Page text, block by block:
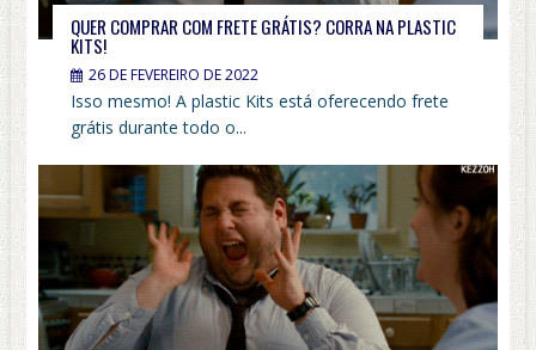
QUER COMPRAR COM FRETE GRÁTIS? CORRA NA PLASTIC
KITS!
26 DE FEVEREIRO DE 2022
Isso mesmo! A plastic Kits está oferecendo frete
grátis durante todo o...